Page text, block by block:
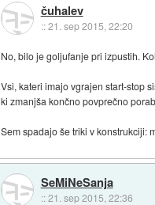
čuhalev
::21. sep 2015, 22:20
No, bilo je goljufanje pri izpustih.
Vsi, kateri imajo vgrajen start-stop
ki zmanjša končno povprečno
Sem spadajo še triki v konstrukciji:
SeMiNeSanja
::21. sep 2015, 22:36